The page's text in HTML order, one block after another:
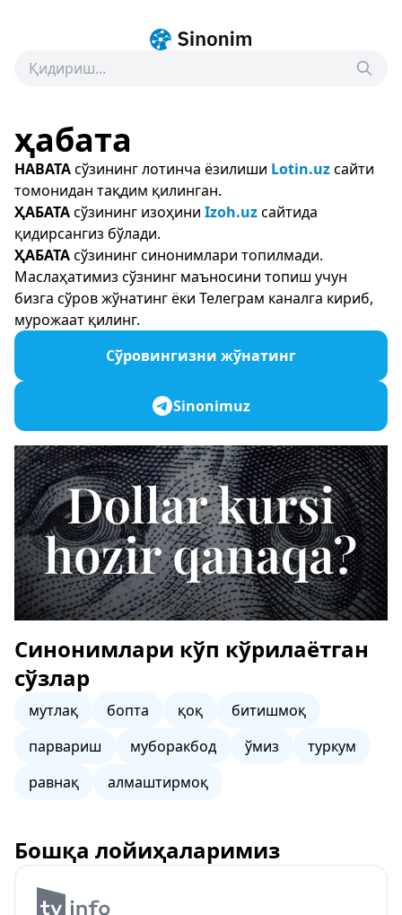
ҳабата
HABATAсўзининг лотинча ёзилиши Lotin.uzсайти
томонидан тақдим қилинган.
ҲАБАТАсўзининг изоҳини Izoh.uzсайтида
қидирсангиз бўлади.
ҲАБАТАсўзининг синонимлари топилмади.
Маслаҳатимиз сўзнинг маъносини топиш учун
бизга сўров жўнатинг ёки Телеграм каналга кириб,
мурожаат қилинг.
Сўровингизни жўнатинг
Sinonimuz
Синонимлари кўп кўрилаётган
сўзлар
мутлақ бопта қоқ
битишмоқ
парвариш
муборакбод ўмиз
туркум
равнақ
алмаштирмоқ
Бошқа лойиҳаларимиз